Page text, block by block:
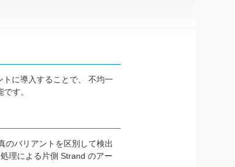
に導入することで、 不均一
す。
のバリアントを区別して検出
理による片側 Strand のアー